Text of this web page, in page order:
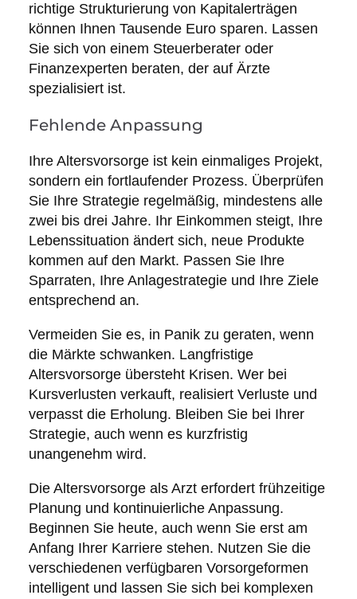
richtige Strukturierung von Kapitalerträgen
können Ihnen Tausende Euro sparen. Lassen
Sie sich von einem Steuerberater oder
Finanzexperten beraten, der auf Ärzte
spezialisiert ist.
Fehlende Anpassung
Ihre Altersvorsorge ist kein einmaliges Projekt,
sondern ein fortlaufender Prozess. Überprüfen
Sie Ihre Strategie regelmäßig, mindestens alle
zwei bis drei Jahre. Ihr Einkommen steigt, Ihre
Lebenssituation ändert sich, neue Produkte
kommen auf den Markt. Passen Sie Ihre
Sparraten, Ihre Anlagestrategie und Ihre Ziele
entsprechend an.
Vermeiden Sie es, in Panik zu geraten, wenn
die Märkte schwanken. Langfristige
Altersvorsorge übersteht Krisen. Wer bei
Kursverlusten verkauft, realisiert Verluste und
verpasst die Erholung. Bleiben Sie bei Ihrer
Strategie, auch wenn es kurzfristig
unangenehm wird.
Die Altersvorsorge als Arzt erfordert frühzeitige
Planung und kontinuierliche Anpassung.
Beginnen Sie heute, auch wenn Sie erst am
Anfang Ihrer Karriere stehen. Nutzen Sie die
verschiedenen verfügbaren Vorsorgeformen
intelligent und lassen Sie sich bei komplexen